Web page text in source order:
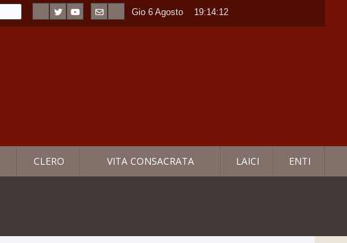
Gio 6 Agosto 19:14:13
CLERO VITA CONSACRATA LAICI ENTI